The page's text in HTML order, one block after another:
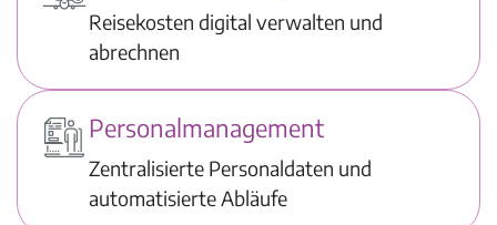
Reisekosten digital verwalten und
abrechnen
Personalmanagement
Zentralisierte Personaldaten und
automatisierte Abläufe